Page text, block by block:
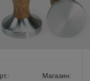
Магазин: